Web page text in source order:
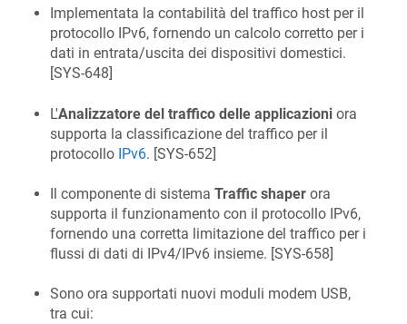
Implementata la contabilità del traffico host per il
protocollo IPv6, fornendo un calcolo corretto per i
dati in entrata/uscita dei dispositivi domestici.
[SYS-648]
L'Analizzatore del traffico delle applicazioni ora
supporta la classificazione del traffico per il
protocollo IPv6. [SYS-652]
Il componente di sistema Traffic shaper ora
supporta il funzionamento con il protocollo IPv6,
fornendo una corretta limitazione del traffico per i
flussi di dati di IPv4/IPv6 insieme. [SYS-658]
Sono ora supportati nuovi moduli modem USB,
tra cui: